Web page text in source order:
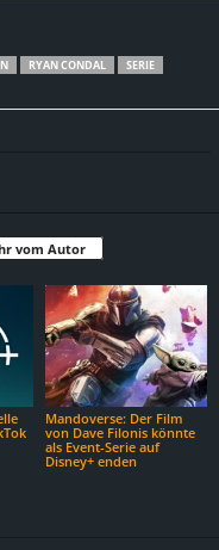
RYAN CONDAL
SERIE
vom Autor
Mandoverse: Der Film
von Dave Filonis könnte
als Event-Serie auf
Disney+ enden